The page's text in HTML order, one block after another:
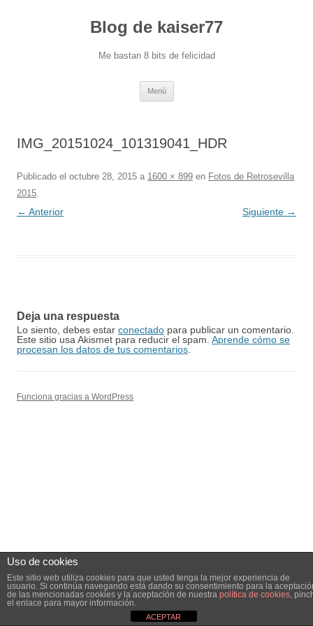
Blog de kaiser77
Me bastan 8 bits de felicidad
Menú
IMG_20151024_101319041_HDR
Publicado el octubre 28, 2015 a 1600 × 899 en Fotos de Retrosevilla
2015.
← Anterior Siguiente →
Deja una respuesta
Lo siento, debes estar conectado para publicar un comentario.
Este sitio usa Akismet para reducir el spam. Aprende cómo se
procesan los datos de tus comentarios
Funciona gracias a WordPress
Uso de cookies
Este sitio web utiliza cookies para que usted tenga la mejor experiencia de
usuario. Si continúa navegando está dando su consentimiento para la
de las mencionadas cookies y la aceptación de nuestra política de cookies,
el enlace para mayor información.
ACEPTAR